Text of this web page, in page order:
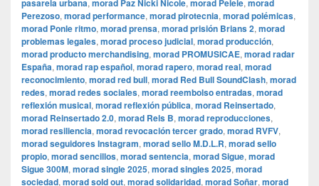
pasarela urbana, morad Paz Nicki Nicole, morad Pelele, morad
Perezoso, morad performance, morad pirotecnia, morad polémicas,
morad Ponle ritmo, morad prensa, morad prisión Brians 2, morad
problemas legales, morad proceso judicial, morad producción,
morad producto merchandising, morad PROMUSICAE, morad radar
España, morad rap español, morad rapero, morad real, morad
reconocimiento, morad red bull, morad Red Bull SoundClash, morad
redes, morad redes sociales, morad reembolso entradas, morad
reflexión musical, morad reflexión pública, morad Reinsertado,
morad Reinsertado 2.0, morad Rels B, morad reproducciones,
morad resiliencia, morad revocación tercer grado, morad RVFV,
morad seguidores Instagram, morad sello M.D.L.R, morad sello
propio, morad sencillos, morad sentencia, morad Sigue, morad
Sigue 300M, morad single 2025, morad singles 2025, morad
sociedad, morad sold out, morad solidaridad, morad Soñar, morad